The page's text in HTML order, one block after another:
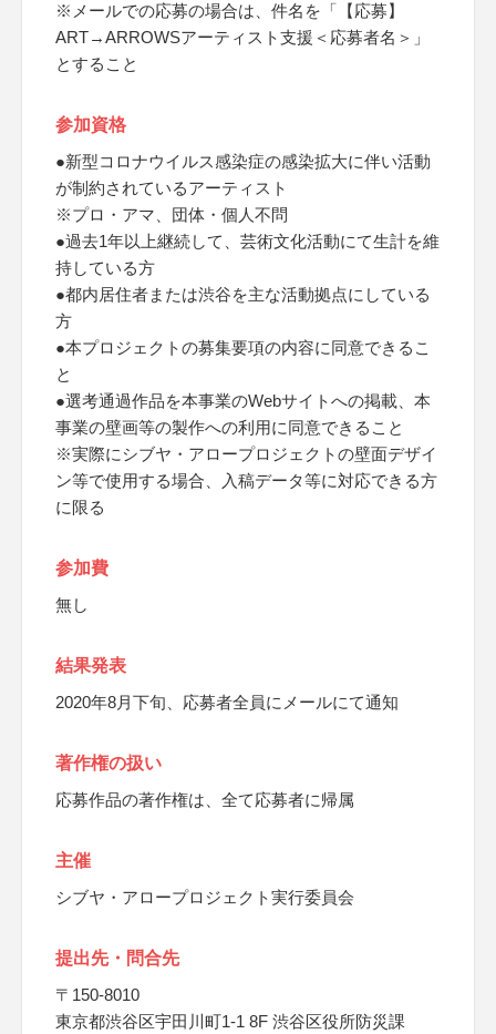
※メールでの応募の場合は、件名を「【応募】
ART→ARROWSアーティスト支援＜応募者名＞」
とすること
参加資格
●新型コロナウイルス感染症の感染拡大に伴い活動
が制約されているアーティスト
※プロ・アマ、団体・個人不問
●過去1年以上継続して、芸術文化活動にて生計を維
持している方
●都内居住者または渋谷を主な活動拠点にしている
方
●本プロジェクトの募集要項の内容に同意できるこ
と
●選考通過作品を本事業のWebサイトへの掲載、本
事業の壁画等の製作への利用に同意できること
※実際にシブヤ・アロープロジェクトの壁面デザイ
ン等で使用する場合、入稿データ等に対応できる方
に限る
参加費
無し
結果発表
2020年8月下旬、応募者全員にメールにて通知
著作権の扱い
応募作品の著作権は、全て応募者に帰属
主催
シブヤ・アロープロジェクト実行委員会
提出先・問合先
〒150-8010
東京都渋谷区宇田川町1-1 8F 渋谷区役所防災課